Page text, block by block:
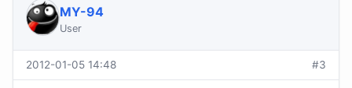
MY-94
User
2012-01-05 14:48 #3